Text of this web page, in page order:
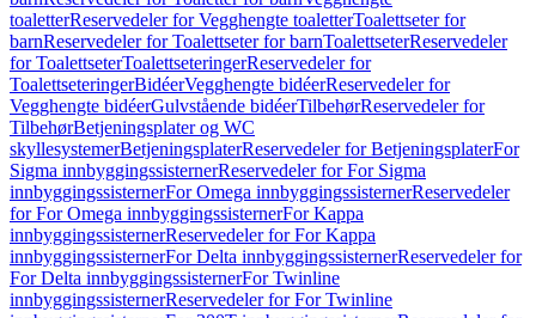
toaletterReservedeler for Vegghengte toaletterToalettseter for
barnReservedeler for Toalettseter for barnToalettseterReservedeler
for ToalettseterToalettseteringerReservedeler for
ToalettseteringerBidéerVegghengte bidéerReservedeler for
Vegghengte bidéerGulvstående bidéerTilbehørReservedeler for
TilbehørBetjeningsplater og WC
skyllesystemerBetjeningsplaterReservedeler for BetjeningsplaterFor
Sigma innbyggingssisternerReservedeler for For Sigma
innbyggingssisternerFor Omega innbyggingssisternerReservedeler
for For Omega innbyggingssisternerFor Kappa
innbyggingssisternerReservedeler for For Kappa
innbyggingssisternerFor Delta innbyggingssisternerReservedeler for
For Delta innbyggingssisternerFor Twinline
innbyggingssisternerReservedeler for For Twinline